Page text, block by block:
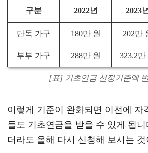
구분 2022년 2023
단독 가구 180만 원 202만
부부 가구 288만 원 323.2만
[표] 기초연금 선정기준액
이렇게 기준이 완화되면 이전에 자
들도 기초연금을 받을 수 있게 됩
더라도 올해 다시 신청해 보시는